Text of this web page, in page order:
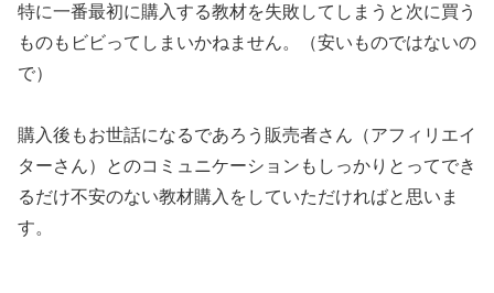
特に一番最初に購入する教材を失敗してしまうと次に買う
ものもビビってしまいかねません。（安いものではないの
で）
購入後もお世話になるであろう販売者さん（アフィリエイ
ターさん）とのコミュニケーションもしっかりとってでき
るだけ不安のない教材購入をしていただければと思いま
す。